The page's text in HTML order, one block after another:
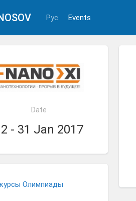
Рус Events
Date
- 31 Jan 2017
Олимпиады